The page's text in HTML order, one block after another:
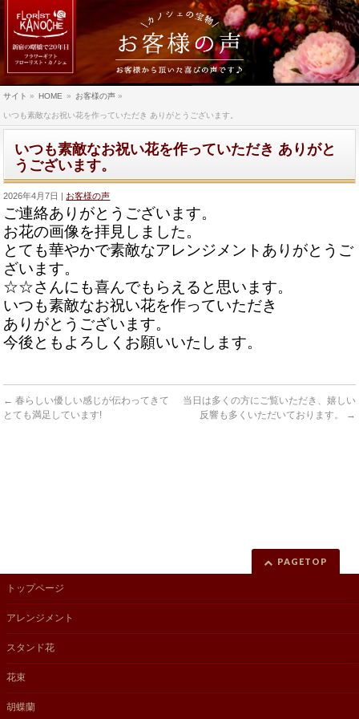
サイト » HOME » お客様の声 »
いつも素敵なお祝い花を作っていただき ありがとうございます。
いつも素敵なお祝い花を作っていただき ありがと
うございます。
2026年4月7日 お客様の声
ご連絡ありがとうございます。
お花の画像を拝見しました。
とても華やかで素敵なアレンジメントありがとうご
ざいます。
☆☆さんにも喜んでもらえると思います。
いつも素敵なお祝い花を作っていただき
ありがとうございます。
今後ともよろしくお願いいたします。
← 春らしい優しい感じが伝わってきて
とても満足しています!
当日は多くの方にご覧いただき、嬉しい
反響も多くいただいております。
→
PAGETOP
トップページ
アレンジメント
スタンド花
花束
胡蝶蘭